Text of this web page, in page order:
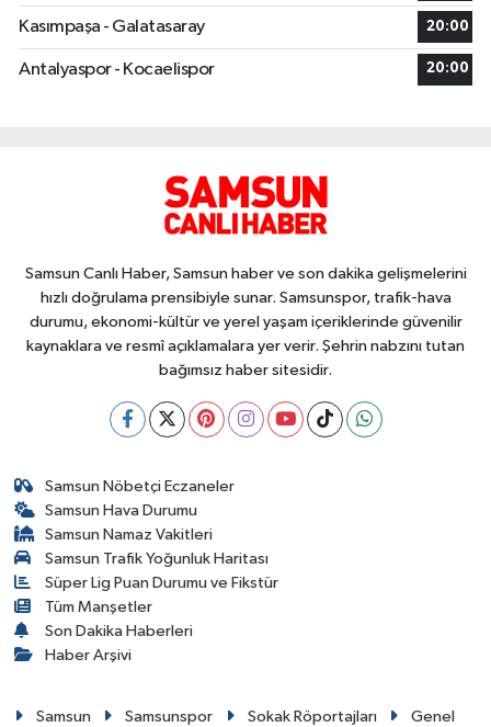
Kasımpaşa - Galatasaray 20:00
Antalyaspor - Kocaelispor 20:00
Samsun Canlı Haber, Samsun haber ve son dakika gelişmelerini
hızlı doğrulama prensibiyle sunar. Samsunspor, trafik-hava
durumu, ekonomi-kültür ve yerel yaşam içeriklerinde güvenilir
kaynaklara ve resmî açıklamalara yer verir. Şehrin nabzını tutan
bağımsız haber sitesidir.
Samsun Nöbetçi Eczaneler
Samsun Hava Durumu
Samsun Namaz Vakitleri
Samsun Trafik Yoğunluk Haritası
Süper Lig Puan Durumu ve Fikstür
Tüm Manşetler
Son Dakika Haberleri
Haber Arşivi
Samsun Samsunspor Sokak Röportajları Genel